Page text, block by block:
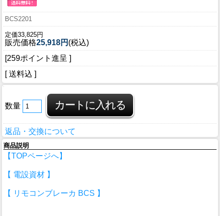
BCS2201
定価33,825円
販売価格25,918円 (税込)
[259ポイント進呈 ]
[ 送料込 ]
数量
返品・交換について
商品説明
【TOPページへ】
【 電設資材 】
【 リモコンブレーカ BCS 】